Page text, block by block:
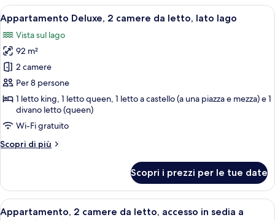
camere
da
letto,
vista
lago
Apri
tutte
le
foto
per
Appartamento
Deluxe,
camere
da
letto,
lago
Un soggiorno con camino in pietra,
10
Appartamento Deluxe, 2 camere da letto, lato lago
Vista sul lago
92 m²
2 camere
Per 8 persone
1 letto king, 1 letto queen, 1 letto a castello (a una piazza e mezza) e 1
divano letto (queen)
Wi-Fi gratuito
Scopri di più
Altri
Deluxe,
camere
Scopri i prezzi per le tue date
Apri
Una cucina con piani di lavoro in
2
Appartamento, 2 camere da letto, accesso in sedia a